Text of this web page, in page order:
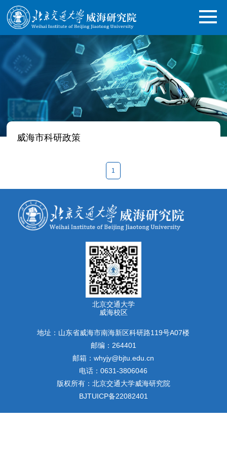
威海市科研政策
1
北京交通大学
威海校区
地址：山东省威海市南海新区科研路119号A07楼
邮编：264401
邮箱：whyjy@bjtu.edu.cn
电话：0631-3806046
版权所有：北京交通大学威海研究院
BJTUICP备22082401